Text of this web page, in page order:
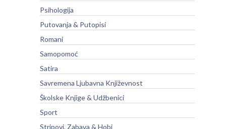
Psihologija
Putovanja & Putopisi
Romani
Samopomoć
Satira
Savremena Ljubavna Književnost
Školske Knjige & Udžbenici
Sport
Stripovi, Zabava & Hobi